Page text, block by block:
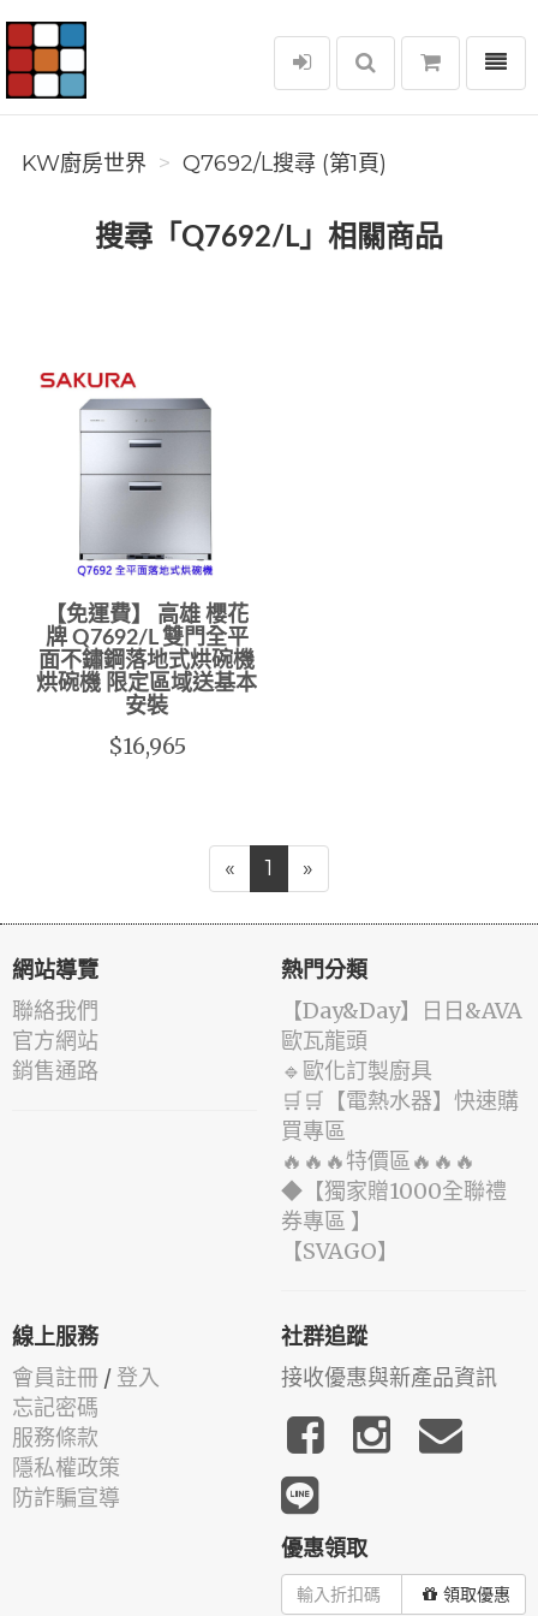
KW廚房世界
選單
KW廚房世界 Q7692/L搜尋 (第1頁)
搜尋「Q7692/L」相關商品
【免運費】 高雄 櫻花
牌 Q7692/L 雙門全平
面不鏽鋼落地式烘碗機
烘碗機 限定區域送基本
安裝
$16,965
« 1 »
網站導覽
聯絡我們
官方網站
銷售通路
熱門分類
️【Day&Day】️日日&AVA
歐瓦龍頭
🔹歐化訂製廚具
🛒🛒【電熱水器】快速購
買專區
🔥🔥🔥特價區🔥🔥🔥
◆【獨家贈1000全聯禮
券專區 】
️【SVAGO】️
線上服務
會員註冊 / 登入
忘記密碼
服務條款
隱私權政策
防詐騙宣導
社群追蹤
接收優惠與新產品資訊
優惠領取
領取優惠